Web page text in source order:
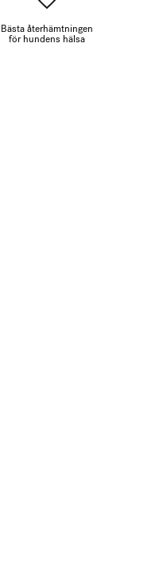
Bästa återhämtningen
för hundens hälsa